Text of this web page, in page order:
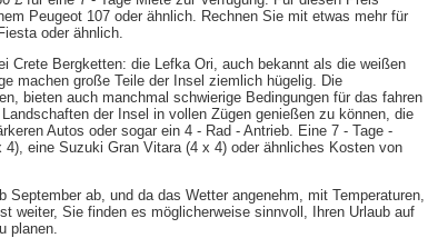
Peugeot 107 oder ähnlich. Rechnen Sie mit etwas mehr für
oder ähnlich.
Crete Bergketten: die Lefka Ori, auch bekannt als die weißen
machen große Teile der Insel ziemlich hügelig. Die
bieten auch manchmal schwierige Bedingungen für das fahren
der Insel in vollen Zügen genießen zu können, die
Autos oder sogar ein 4 - Rad - Antrieb. Eine 7 - Tage -
eine Suzuki Gran Vitara (4 x 4) oder ähnliches Kosten von
September ab, und da das Wetter angenehm, mit Temperaturen,
weiter, Sie finden es möglicherweise sinnvoll, Ihren Urlaub auf
planen.